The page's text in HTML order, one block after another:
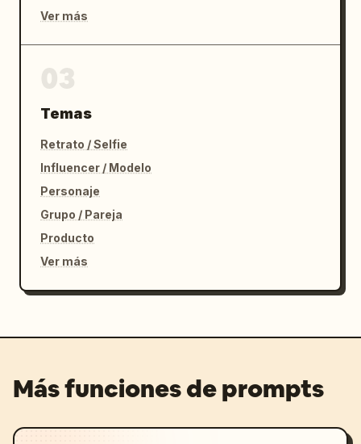
Ver más
Temas
Retrato / Selfie
Influencer / Modelo
Personaje
Grupo / Pareja
Producto
Ver más
Más funciones de prompts